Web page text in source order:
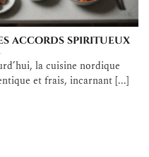
accords spiritueux
la cuisine nordique
et frais, incarnant [...]